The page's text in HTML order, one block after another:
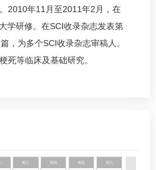
2010年11月至2011年2月，在
学研修。在SCI收录杂志发表第
，为多个SCI收录杂志审稿人。
梗死等临床及基础研究。
周三 周四 周五 周六